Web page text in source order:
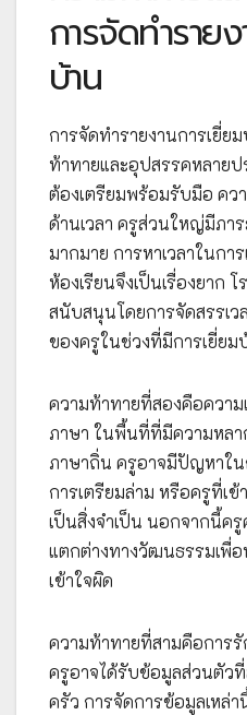
การจัดทำราย
บ้าน
การจัดทำรายงานการเยี่
ท้าทายและอุปสรรคหลายป
ต้องเตรียมพร้อมรับมือ คว
ด้านเวลา ครูส่วนใหญ่มีภา
มากมาย การหาเวลาในก
ห้องเรียนจึงเป็นเรื่องยาก
สนับสนุนโดยการจัดสรรเว
ของครูในช่วงที่มีการเยี่ยม
ความท้าทายที่สองคือควา
ภาษา ในพื้นที่ที่มีความหล
ภาษาถิ่น ครูอาจมีปัญหาใ
การเตรียมล่าม หรือครูที่เ
เป็นสิ่งจำเป็น นอกจากนี้ค
แตกต่างทางวัฒนธรรมเพื่อ
เข้าใจผิด
ความท้าทายที่สามคือการ
ครูอาจได้รับข้อมูลส่วนตัว
ครัว การจัดการข้อมูลเหล่า